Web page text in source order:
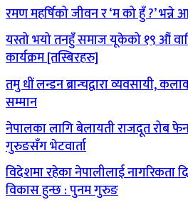
रमण महर्षिको जीवन र ‘म को हुँ ?’ भन्ने
यस्तो भयो तनहुँ समाज यूकेको १९ औं
कार्यक्रम [तस्बिरहरु]
तमु धीं लन्डन ब्रान्चद्वारा व्यवसायी,
सम्मान
नेपालका लागि बेलायती राजदूत रोब
गुरुङसँग भेटवार्ता
विदेशमा रहेका नेपालीलाई नागरिकता
विकास हुन्छ : पुनम गुरुङ